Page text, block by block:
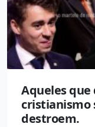
Aqueles
cristianismo
destroem.